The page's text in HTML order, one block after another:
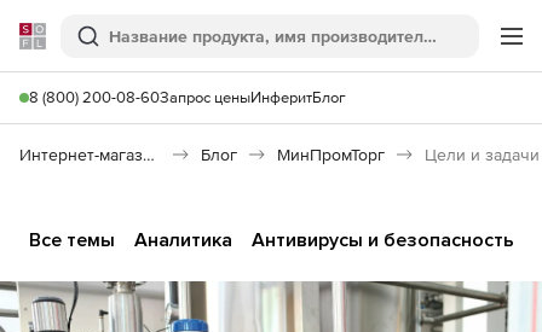
Softline
Поиск
8 (800) 200-08-60Запрос ценыИнферитБлог
Интернет-магазин Блог МинПромТорг
Все темы Аналитика Антивирусы и безопасность